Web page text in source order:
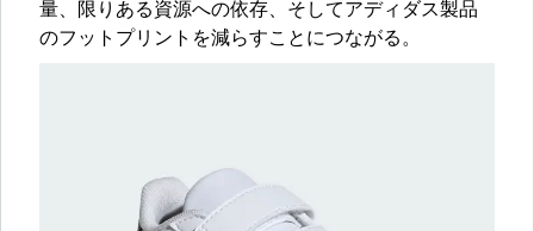
量、限りある資源への依存、そしてアディダス製品
のフットプリントを減らすことにつながる。